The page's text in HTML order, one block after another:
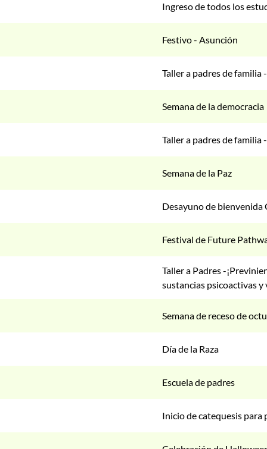
Ingreso de todos los
Festivo - Asunción
Taller a padres de familia
Semana de la democracia
Taller a padres de
Semana de la Paz
Desayuno de bienvenida
Festival de Future
Taller a Padres -
sustancias psicoactivas y
Semana de receso de
Día de la Raza
Escuela de padres
Inicio de catequesis